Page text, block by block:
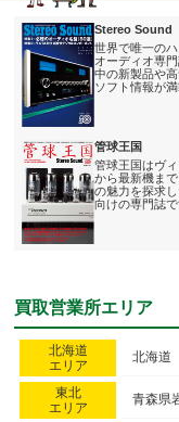
担当者より
どんなに離れた離島で
も、私の出張買取範囲
お気軽にご依頼ください
Stereo Sound
世界で唯一の
オーディオ専
中の新製品や
ソフト情報が満
管球王国
管球王国はヴ
から最新機ま
の魅力を探求
向けの専門誌で
買取営業所エリア
北海道
エリア
北海道
東北
エリア
青森県